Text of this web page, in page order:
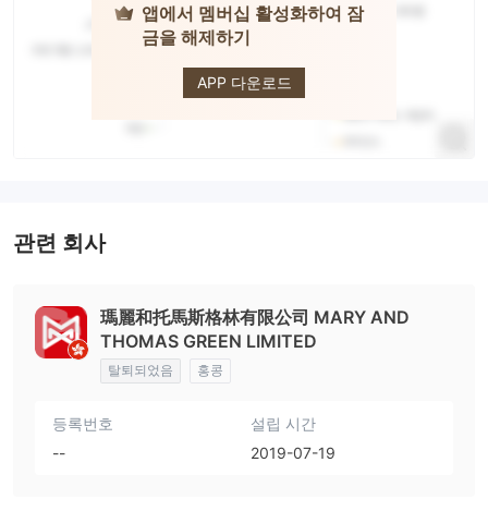
앱에서 멤버십 활성화하여 잠
금을 해제하기
APP 다운로드
Mary And
Thomas
Limited
관련 회사
瑪麗和托馬斯格林有限公司 MARY AND
THOMAS GREEN LIMITED
탈퇴되었음 홍콩
등록번호
--
설립 시간
2019-07-19